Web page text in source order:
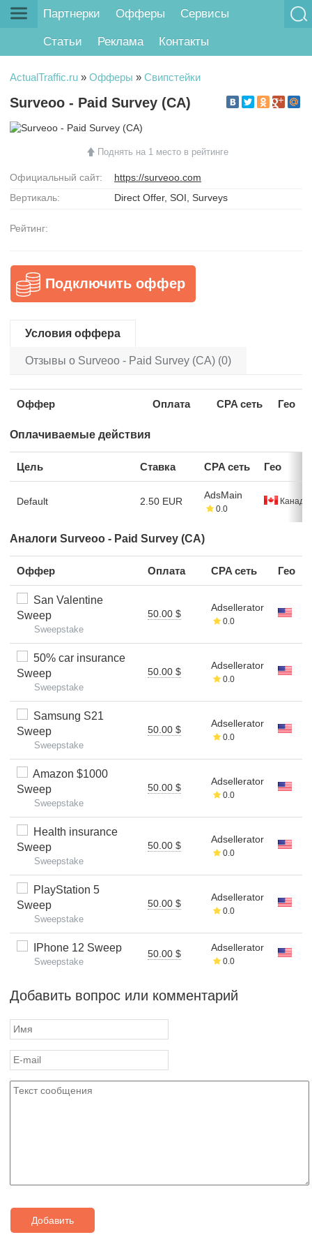
Партнерки Офферы Сервисы
Статьи Реклама Контакты
ActualTraffic.ru » Офферы » Свипстейки
Surveoo - Paid Survey (CA)
Поднять на 1 место в рейтинге
Официальный сайт:
https://surveoo.com
Вертикаль:
Direct Offer, SOI, Surveys
Рейтинг:
Подключить оффер
Условия оффера
Отзывы о Surveoo - Paid Survey (CA) (0)
Оффер Оплата CPA сеть Гео
Оплачиваемые действия
Цель Ставка CPA сеть Гео
Default 2.50 EUR
AdsMain
0.0
Канада
Аналоги Surveoo - Paid Survey (CA)
Оффер Оплата CPA сеть Гео
San Valentine
Sweep
Sweepstake
50.00 $
Adsellerator
0.0
50% car insurance
Sweep
Sweepstake
50.00 $
Adsellerator
0.0
Samsung S21
Sweep
Sweepstake
50.00 $
Adsellerator
0.0
Amazon $1000
Sweep
Sweepstake
50.00 $
Adsellerator
0.0
Health insurance
Sweep
Sweepstake
50.00 $
Adsellerator
0.0
PlayStation 5
Sweep
Sweepstake
50.00 $
Adsellerator
0.0
IPhone 12 Sweep
Sweepstake
50.00 $
Adsellerator
0.0
Добавить вопрос или комментарий
Добавить